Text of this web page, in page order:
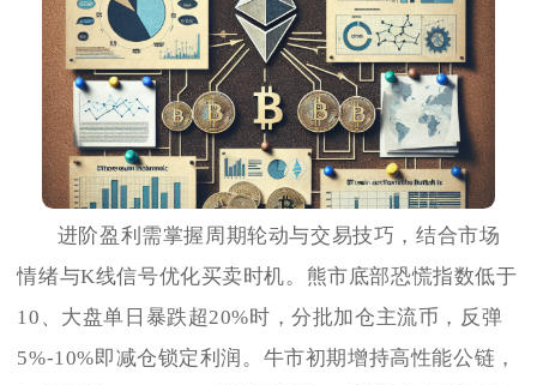
进阶盈利需掌握周期轮动与交易技巧，结合市场
情绪与K线信号优化买卖时机。熊市底部恐慌指数低于
10、大盘单日暴跌超20%时，分批加仓主流币，反弹
5%-10%即减仓锁定利润。牛市初期增持高性能公链，